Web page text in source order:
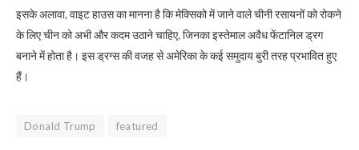
इसके अलावा, वाइट हाउस का मानना है कि मेक्सिको में जाने वाले चीनी रसायनों को रोकने
के लिए चीन को अभी और कदम उठाने चाहिए, जिनका इस्तेमाल अवैध फेंटानिल ड्रग
बनाने में होता है। इस ड्रग्स की वजह से अमेरिका के कई समुदाय बुरी तरह प्रभावित हुए
हैं।
Donald Trump featured